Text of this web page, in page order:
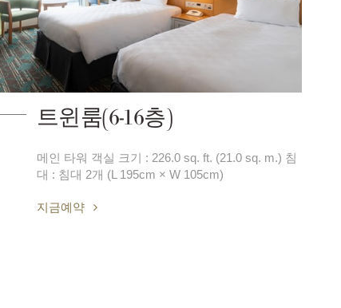
트윈룸(6-16층)
메인 타워 객실 크기 : 226.0 sq. ft. (21.0 sq. m.) 침
대 : 침대 2개 (L 195cm × W 105cm)
지금예약